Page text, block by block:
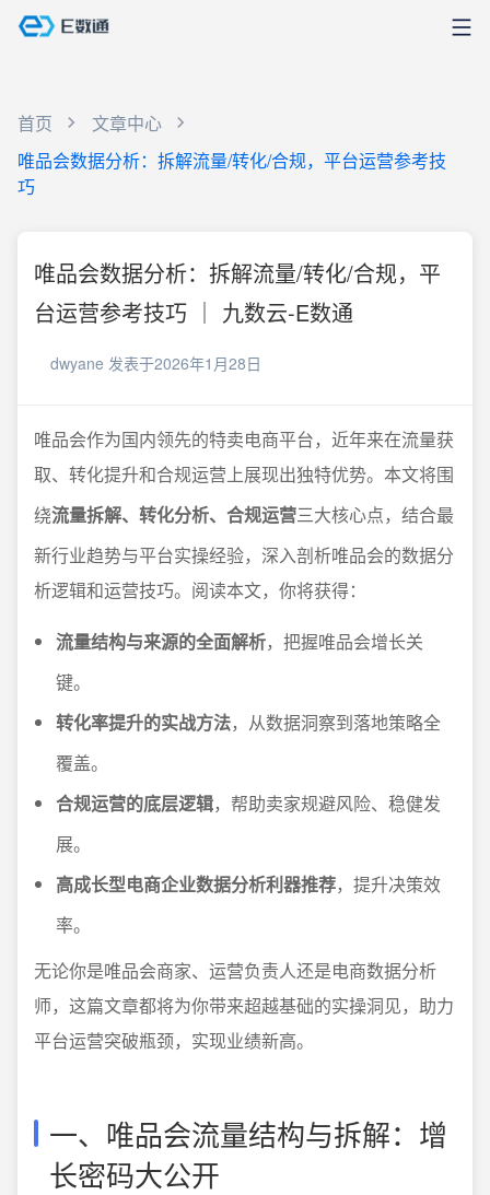
首页
文章中心
唯品会数据分析：拆解流量/转化/合规，平台运营参考技
巧
唯品会数据分析：拆解流量/转化/合规，平
台运营参考技巧 ｜ 九数云-E数通
dwyane 发表于2026年1月28日
唯品会作为国内领先的特卖电商平台，近年来在流量获
取、转化提升和合规运营上展现出独特优势。本文将围
绕流量拆解、转化分析、合规运营三大核心点，结合最
新行业趋势与平台实操经验，深入剖析唯品会的数据分
析逻辑和运营技巧。阅读本文，你将获得：
流量结构与来源的全面解析，把握唯品会增长关
键。
转化率提升的实战方法，从数据洞察到落地策略全
覆盖。
合规运营的底层逻辑，帮助卖家规避风险、稳健发
展。
高成长型电商企业数据分析利器推荐，提升决策效
率。
无论你是唯品会商家、运营负责人还是电商数据分析
师，这篇文章都将为你带来超越基础的实操洞见，助力
平台运营突破瓶颈，实现业绩新高。
一、唯品会流量结构与拆解：增
长密码大公开